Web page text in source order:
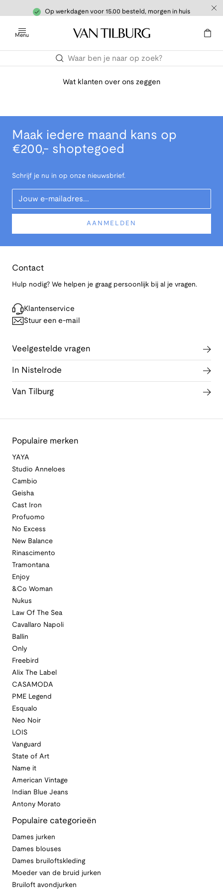
Op werkdagen voor 15.00 besteld, morgen in huis
Menu
Wat klanten over ons zeggen
Maak iedere maand kans op
€200,- shoptegoed
Schrijf je nu in op onze nieuwsbrief.
Your Email
AANMELDEN
Contact
Hulp nodig? We helpen je graag persoonlijk bij al je vragen.
Klantenservice
Stuur een e-mail
Veelgestelde vragen
In Nistelrode
Van Tilburg
Populaire merken
YAYA
Studio Anneloes
Cambio
Geisha
Cast Iron
Profuomo
No Excess
New Balance
Rinascimento
Tramontana
Enjoy
&Co Woman
Nukus
Law Of The Sea
Cavallaro Napoli
Ballin
Only
Freebird
Alix The Label
CASAMODA
PME Legend
Esqualo
Neo Noir
LOIS
Vanguard
State of Art
Name it
American Vintage
Indian Blue Jeans
Antony Morato
Populaire categorieën
Dames jurken
Dames blouses
Dames bruiloftskleding
Moeder van de bruid jurken
Bruiloft avondjurken